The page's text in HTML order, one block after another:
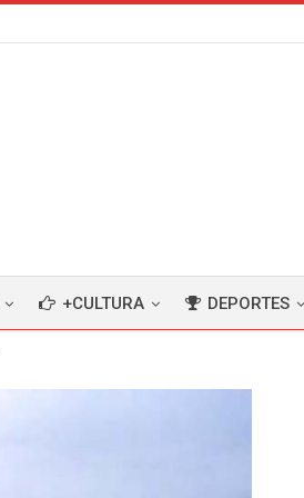
+CULTURA DEPORTES